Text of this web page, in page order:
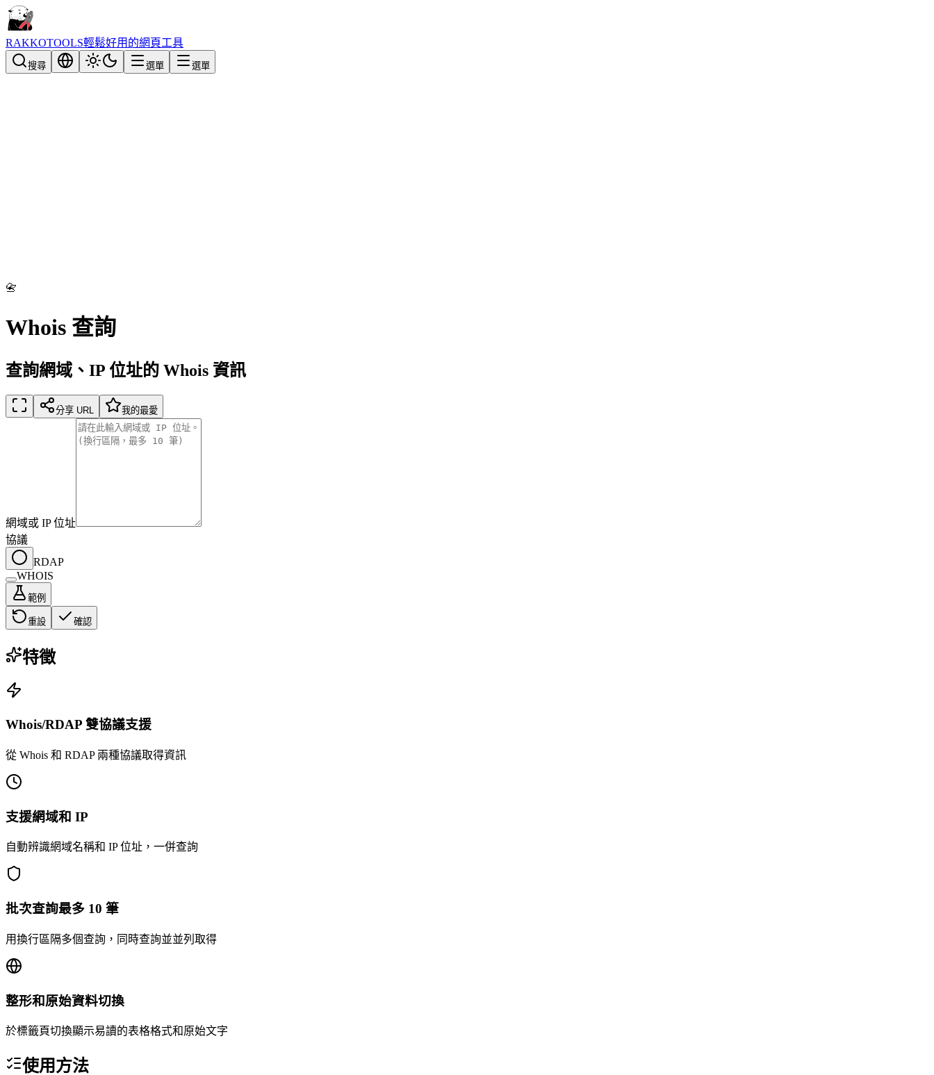
RAKKOTOOLS輕鬆好用的網頁工具
搜尋 選單 選單
📇
Whois 查詢
查詢網域、IP 位址的 Whois 資訊
分享 URL 我的最愛
網域或 IP 位址
協議
RDAP
WHOIS
範例
重設 確認
特徵
Whois/RDAP 雙協議支援
從 Whois 和 RDAP 兩種協議取得資訊
支援網域和 IP
自動辨識網域名稱和 IP 位址，一併查詢
批次查詢最多 10 筆
用換行區隔多個查詢，同時查詢並並列取得
整形和原始資料切換
於標籤頁切換顯示易讀的表格格式和原始文字
使用方法